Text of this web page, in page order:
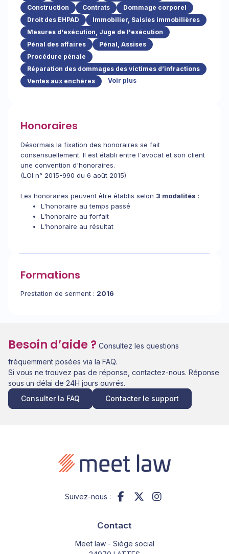
Construction
Contrats
Dommage corporel
Droit des EHPAD
Immobilier, Saisies immobilières
Mesures d'exécution, Juge de l'exécution
Pénal des affaires
Pénal, Assises
Procédure pénale
Réparation des dommages des victimes d’infractions
Ventes aux enchères
Voir plus
Honoraires
Désormais la fixation des honoraires se fait
consensuellement. Il est établi entre l'avocat et son client
une convention d'honoraires.
(LOI n° 2015-990 du 6 août 2015)
Les honoraires peuvent être établis selon 3 modalités :
L'honoraire au temps passé
L'honoraire au forfait
L'honoraire au résultat
Formations
Prestation de serment : 2016
Besoin d’aide ? Consultez les questions
fréquemment posées via la FAQ.
Si vous ne trouvez pas de réponse, contactez-nous. Réponse
sous un délai de 24H jours ouvrés.
Consulter la FAQ
Contacter le support
Suivez-nous :
Contact
Meet law - Siège social